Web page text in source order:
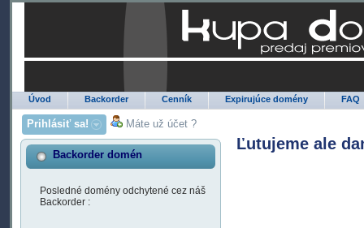
Úvod Backorder Cenník Expirujúce domény FAQ
Prihlásiť sa! Máte už účet ?
Backorder domén
Posledné domény odchytené cez náš
Backorder :
Ľutujeme ale